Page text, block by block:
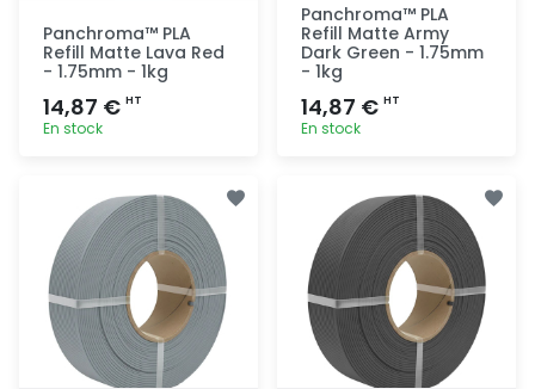
Panchroma™ PLA
Refill Matte Lava Red
- 1.75mm - 1kg
14,87 € HT
En stock
rapide
Panchroma™ PLA
Refill Matte Army
Dark Green - 1.75mm
- 1kg
14,87 € HT
En stock
rapide